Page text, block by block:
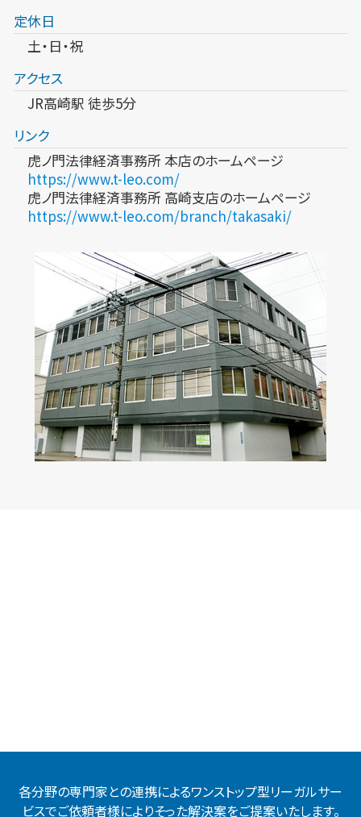
定休日
土・日・祝
アクセス
JR高崎駅 徒歩5分
リンク
虎ノ門法律経済事務所 本店のホームページ
https://www.t-leo.com/
虎ノ門法律経済事務所 高崎支店のホームページ
https://www.t-leo.com/branch/takasaki/
各分野の専門家との連携によるワンストップ型リーガルサー
ビスでご依頼者様によりそった解決案をご提案いたします。